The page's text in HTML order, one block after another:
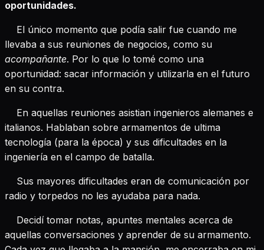
oportunidades.
El único momento que podía salir fue cuando me
llevaba a sus reuniones de negocios, como su
acompañante. Por lo que lo tomé como una
oportunidad: sacar información y utilizarla en el futuro
en su contra.
En aquellas reuniones asistian ingenieros alemanes e
italianos. Hablaban sobre armamentos de ultima
tecnología (para la época) y sus dificultades en la
ingeniería en el campo de batalla.
Sus mayores dificultades eran de comunicación por
radio y torpedos no les ayudaba para nada.
Decidí tomar notas, apuntes mentales acerca de
aquellas conversaciones y aprender de su armamento.